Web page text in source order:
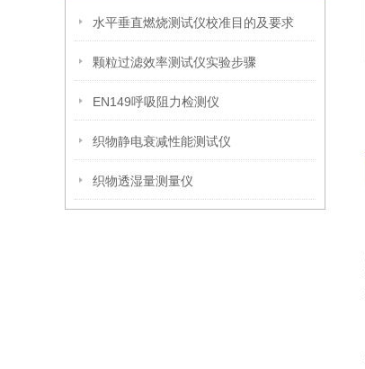
水平垂直燃烧测试仪校准目的及要求
颗粒过滤效率测试仪实验步骤
EN149呼吸阻力检测仪
织物静电衰减性能测试仪
织物透湿量测量仪